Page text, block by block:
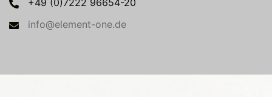
+49 (0)7222 96654-20
info@element-one.de